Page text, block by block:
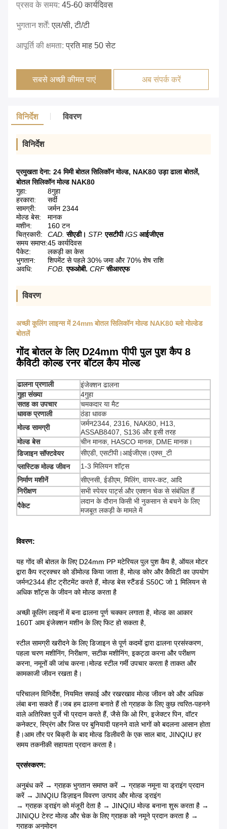
प्रसव के समय: 45-60 कार्यदिवस
भुगतान शर्तें:एल/सी, टी/टी
आपूर्ति की क्षमता:प्रति माह 50 सेट
सबसे अच्छी कीमत पाएं अब संपर्क करें
विनिर्देश विवरण
विनिर्देश
प्रमुखता देना: 24 मिमी बोतल सिलिकॉन मोल्ड, NAK80 उड़ा ढाला बोतलें,
बोतल सिलिकॉन मोल्ड NAK80
गुहा:
8गुहा
हरकारा:
सर्दी
सामग्री:
जर्मन 2344
मोल्ड बेस:
मानक
मशीन:
160 टन
चित्रकारी:
CAD. सीएडी। STP. एसटीपी IGS आईजीएस
समय समाप्त:45 कार्यदिवस
पैकेट:
लकड़ी का केस
भुगतान:
शिपमेंट से पहले 30% जमा और 70% शेष राशि
अवधि:
FOB. एफओबी. CRF सीआरएफ
विवरण
अच्छी कूलिंग लाइन्स में 24mm बोतल सिलिकॉन मोल्ड NAK80 ब्लो मोल्डेड
बोतलें
गोंद बोतल के लिए D24mm पीपी पुल पुश कैप 8
कैविटी कोल्ड रनर बॉटल कैप मोल्ड
ढालना प्रणाली
इंजेक्शन ढालना
गुहा संख्या
4गुहा
सतह का उपचार
चमकदार या मैट
धावक प्रणाली
ठंडा धावक
मोल्ड सामग्री
जर्मन2344, 2316, NAK80, H13,
ASSAB8407, S136 और इसी तरह
मोल्ड बेस
चीन मानक, HASCO मानक, DME मानक।
डिजाइन सॉफ्टवेयर
सीएडी, एसटीपी।आईजीएस।एक्स_टी
प्लास्टिक मोल्ड जीवन
1-3 मिलियन शॉट्स
निर्माण मशीनें
सीएनसी, ईडीएम, मिलिंग, वायर-कट, आदि
निरीक्षण
सभी स्पेयर पार्ट्स और एक्शन चेक से संबंधित हैं
पैकेट
लदान के दौरान किसी भी नुकसान से बचने के लिए
मजबूत लकड़ी के मामले में
विवरण:
यह गोंद की बोतल के लिए D24mm PP मटेरियल पुल पुश कैप है, ऑयल मोटर
द्वारा कैप स्ट्रक्चर को डीमोल्ड किया जाता है, मोल्ड कोर और कैविटी का उपयोग
जर्मन2344 हीट ट्रीटमेंट करते हैं, मोल्ड बेस स्टैंडर्ड S50C जो 1 मिलियन से
अधिक शॉट्स के जीवन को मोल्ड करता है
अच्छी कूलिंग लाइनों में बना ढालना पूर्ण चक्कर लगाता है, मोल्ड का आकार
160T आम इंजेक्शन मशीन के लिए फिट हो सकता है,
स्टील सामग्री खरीदने के लिए डिजाइन से पूर्ण कदमों द्वारा ढालना प्रसंस्करण,
पहला चरण मशीनिंग, निरीक्षण, सटीक मशीनिंग, इकट्ठा करना और परीक्षण
करना, नमूनों की जांच करना।मोल्ड स्टील गर्मी उपचार करता है ताकत और
कामकाजी जीवन रखता है।
परिचालन विनिर्देश, नियमित सफाई और रखरखाव मोल्ड जीवन को और अधिक
लंबा बना सकते हैं।जब हम ढालना बनाते हैं तो ग्राहक के लिए कुछ त्वरित-पहनने
वाले अतिरिक्त पुर्जे भी प्रदान करते हैं, जैसे कि ओ रिंग, इजेक्टर पिन, वॉटर
कनेक्टर, स्प्रिंग और जिस पर बुनियादी पहनने वाले भागों को बदलना आसान होता
है।आम तौर पर बिक्री के बाद मोल्ड डिलीवरी के एक साल बाद, JINQIU हर
समय तकनीकी सहायता प्रदान करता है।
प्रसंस्करण:
अनुबंध करें → ग्राहक भुगतान समाप्त करें → ग्राहक नमूना या ड्राइंग प्रदान
करें → JINQIU डिज़ाइन विवरण उत्पाद और मोल्ड ड्राइंग
→ ग्राहक ड्राइंग को मंजूरी देता है → JINQIU मोल्ड बनाना शुरू करता है →
JINIQU टेस्ट मोल्ड और चेक के लिए ग्राहक को नमूने प्रदान करता है →
ग्राहक अनुमोदन